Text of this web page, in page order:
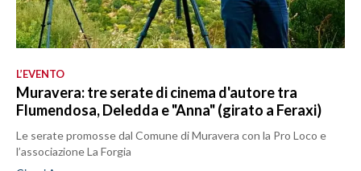
L’EVENTO
Muravera: tre serate di cinema d'autore tra
Flumendosa, Deledda e "Anna" (girato a Feraxi)
Le serate promosse dal Comune di Muravera con la Pro Loco e
l’associazione La Forgia